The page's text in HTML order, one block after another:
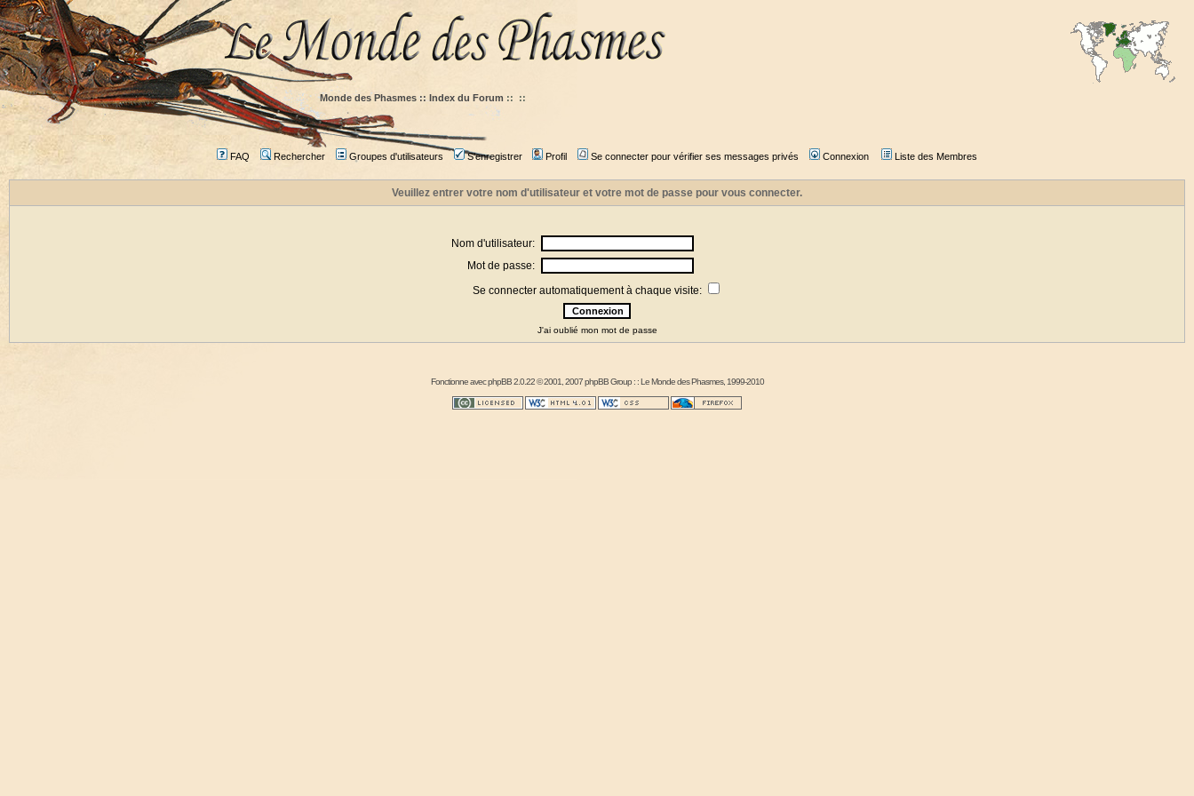
Monde des Phasmes :: Index du Forum :: ::
FAQ Rechercher Groupes d'utilisateurs S'enregistrer Profil Se connecter pour vérifier ses messages privés Connexion Liste des Membres
Veuillez entrer votre nom d'utilisateur et votre mot de passe pour vous connecter.
Nom d'utilisateur:
Mot de passe:
Se connecter automatiquement à chaque visite:
J'ai oublié mon mot de passe
Fonctionne avecphpBB2.0.22 © 2001, 2007 phpBB Group : :Le Monde des Phasmes, 1999-2010